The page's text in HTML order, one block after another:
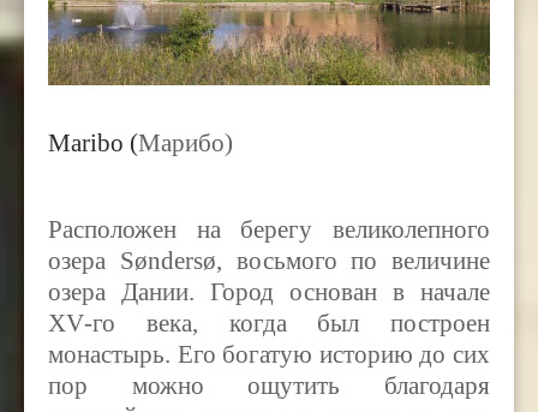
Maribo (Марибо)
Расположен на берегу великолепного
озера Søndersø, восьмого по величине
озера Дании. Город основан в начале
XV-го века, когда был построен
монастырь. Его богатую историю до сих
пор можно ощутить благодаря